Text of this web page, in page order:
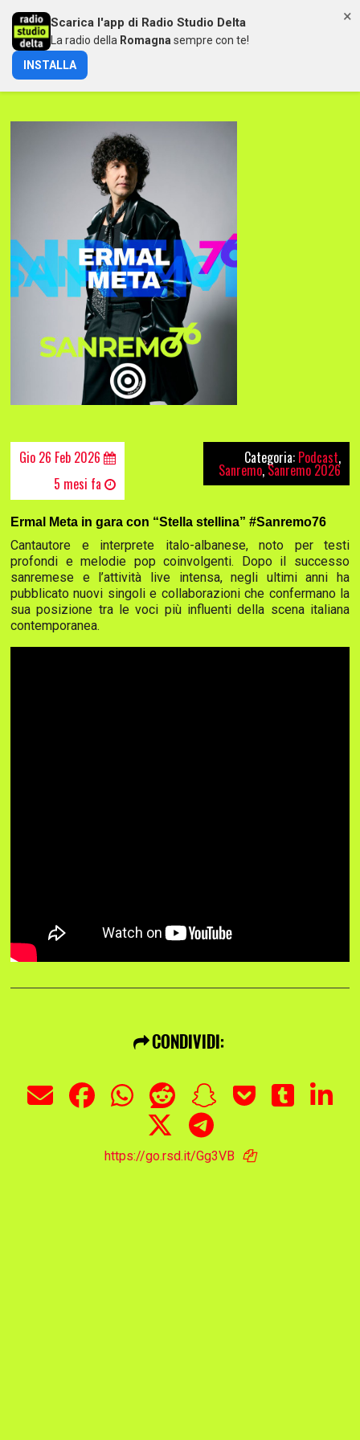
ERMAL META A SANREMO 76
Gio 26 Feb 2026
5 mesi fa
Categoria: Podcast,
Sanremo,Sanremo 2026
Ermal Meta in gara con “Stella stellina” #Sanremo76
Cantautore e interprete italo-albanese, noto per testi
profondi e melodie pop coinvolgenti. Dopo il successo
sanremese e l’attività live intensa, negli ultimi anni ha
pubblicato nuovi singoli e collaborazioni che confermano la
sua posizione tra le voci più influenti della scena italiana
contemporanea.
CONDIVIDI:
https://go.rsd.it/Gg3VB
×
Scarica l'app di Radio Studio Delta
La radio della Romagna sempre con te!
INSTALLA